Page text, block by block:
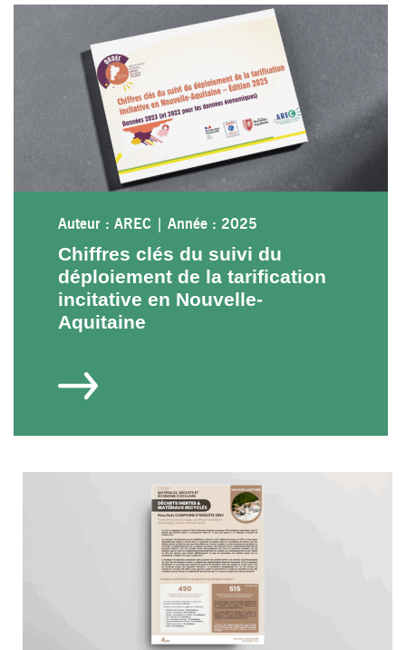
Auteur : AREC | Année : 2025
Chiffres clés du suivi du
déploiement de la tarification
incitative en Nouvelle-
Aquitaine